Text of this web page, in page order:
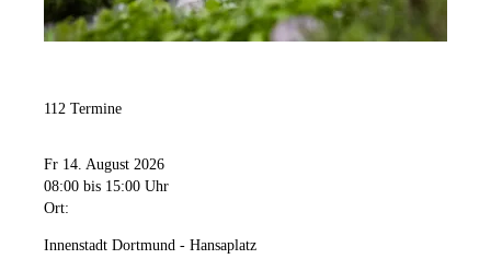
112 Termine
Fr 14. August 2026
08:00 bis 15:00 Uhr
Ort:
Innenstadt Dortmund - Hansaplatz